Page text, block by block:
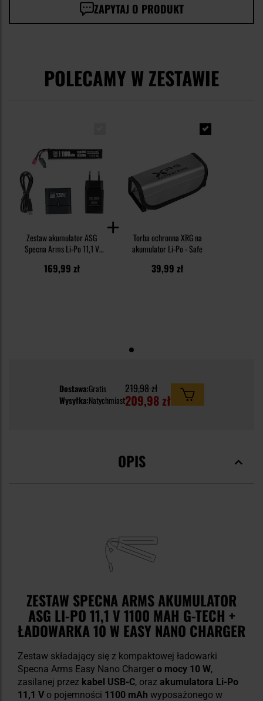
ZAPYTAJ O PRODUKT
POLECAMY W ZESTAWIE
Zestaw akumulator ASG
Specna Arms Li-Po 11,1 V
ładowarka 10 W Easy Nano
169,99 zł
Torba ochronna XRG na
akumulator Li-Po - Safe
39,99 zł
Dostawa:Gratis
Wysyłka:Natychmiast
219,98 zł
209,98 zł
OPIS
ZESTAW SPECNA ARMS AKUMULATOR
ASG LI-PO 11,1 V 1100 MAH G-TECH +
ŁADOWARKA 10 W EASY NANO CHARGER
Zestaw składający się z kompaktowej ładowarki
Specna Arms Easy Nano Charger o mocy 10 W,
zasilanej przez kabel USB-C, oraz akumulatora Li-Po
11,1 V o pojemności 1100 mAh wyposażonego w